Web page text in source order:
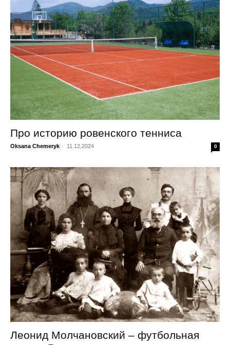
Про историю ровенского тенниса
Oksana Chemeryk - 11.12.2024 0
Леонид Молчановский – футбольная